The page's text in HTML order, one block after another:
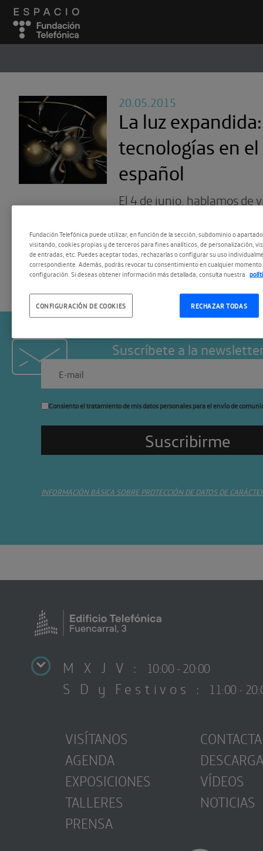
20.05.2015
La luz
tecnologías en
español
El 4 de junio, hablamos de
sus propiedades lumínicas.
Suscríbete a la
Consiento el tratamiento de mis datos personales para el envío de
INFORMACIÓN BÁSICA SOBRE PROTECCIÓN DE DATOS DE
M X J V : 10:00 - 20:00
S D y Festivos : 11:00 -
VISÍTANOS
AGENDA
EXPOSICIONES
TALLERES
PRENSA
CONTACTA
VÍDEOS
NOTICIAS
Fundación Telefónica puede utilizar, en función de la sección, subdominio o
visitando, cookies propias y de terceros para fines analíticos, de personalización,
de entradas, etc. Puedes aceptar todas, rechazarlas o configurar su uso
correspondiente. Además, podrás revocar tu consentimiento en cualquier momento
configuración. Si deseas obtener información más detallada, consulta nuestra
RECHAZAR TODAS
CONFIGURACIÓN DE COOKIES